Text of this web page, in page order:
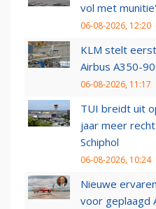
vol met munitie'
06-08-2026, 12:20
KLM stelt
Airbus A350-
06-08-2026, 11:17
TUI breidt uit
jaar meer
Schiphol
06-08-2026, 10:24
Nieuwe
voor geplaagd